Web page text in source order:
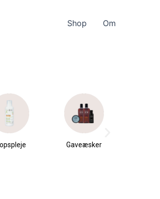
Shop Om
Gaveæsker